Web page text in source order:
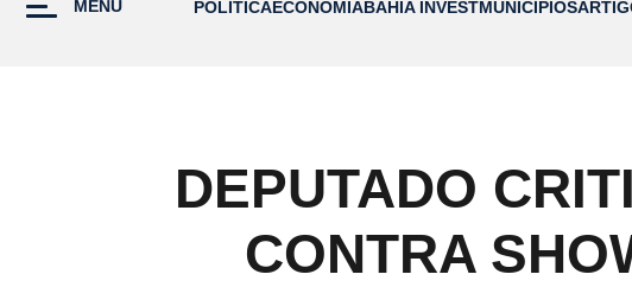
MENU POLÍTICAECONOMIABAHIA INVESTMUNICÍPIOS
DEPUTADO
CONTRA